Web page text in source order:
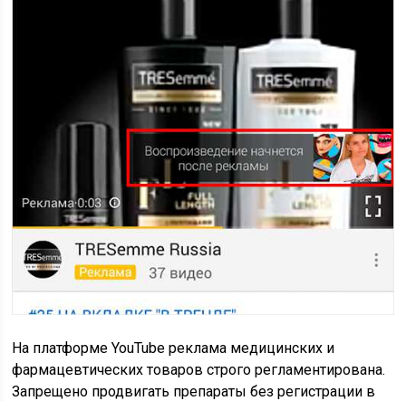
На платформе YouTube реклама медицинских и
фармацевтических товаров строго регламентирована.
Запрещено продвигать препараты без регистрации в